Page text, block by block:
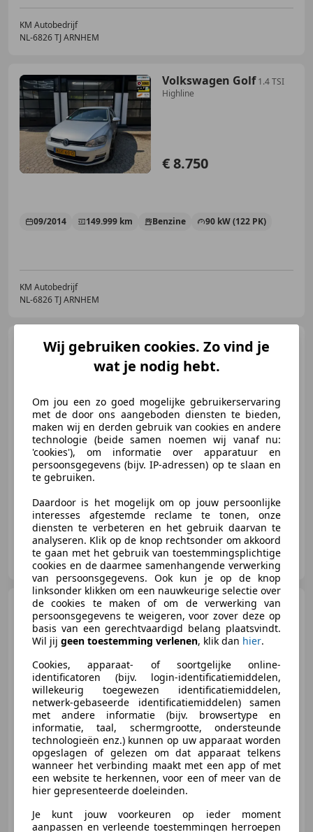
KM Autobedrijf
NL-6826 TJ ARNHEM
Volkswagen Golf 1.4 TSI
Highline
€ 8.750
09/2014 149.999 km Benzine 90 kW (122 PK)
KM Autobedrijf
NL-6826 TJ ARNHEM
SEAT Leon 1.4 TSI
€ 9.250
04/2013 92.300 km
KM Autobedrijf
NL-6826 TJ ARNHEM
Citroen C11.2 PureTech
€ 7.350
09/2016 66.165 km Benzine 60 kW (82 PK)
KM Autobedrijf
NL-6826 TJ ARNHEM
Wij gebruiken cookies. Zo vind je
wat je nodig hebt.
Om jou een zo goed mogelijke gebruikerservaring
met de door ons aangeboden diensten te bieden,
maken wij en derden gebruik van cookies en andere
technologie (beide samen noemen wij vanaf nu:
'cookies'), om informatie over apparatuur en
persoonsgegevens (bijv. IP-adressen) op te slaan en
te gebruiken.
Daardoor is het mogelijk om op jouw persoonlijke
interesses afgestemde reclame te tonen, onze
diensten te verbeteren en het gebruik daarvan te
analyseren. Klik op de knop rechtsonder om akkoord
te gaan met het gebruik van toestemmingsplichtige
cookies en de daarmee samenhangende verwerking
van persoonsgegevens. Ook kun je op de knop
linksonder klikken om een nauwkeurige selectie over
de cookies te maken of om de verwerking van
persoonsgegevens te weigeren, voor zover deze op
basis van een gerechtvaardigd belang plaatsvindt.
Wil jij geen toestemming verlenen, klik dan hier.
Cookies, apparaat- of soortgelijke online-
identificatoren (bijv. login-identificatiemiddelen,
willekeurig toegewezen identificatiemiddelen,
netwerk-gebaseerde identificatiemiddelen) samen
met andere informatie (bijv. browsertype en
informatie, taal, schermgrootte, ondersteunde
technologieën enz.) kunnen op uw apparaat worden
opgeslagen of gelezen om dat apparaat telkens
wanneer het verbinding maakt met een app of met
een website te herkennen, voor een of meer van de
hier gepresenteerde doeleinden.
Je kunt jouw voorkeuren op ieder moment
aanpassen en verleende toestemmingen herroepen